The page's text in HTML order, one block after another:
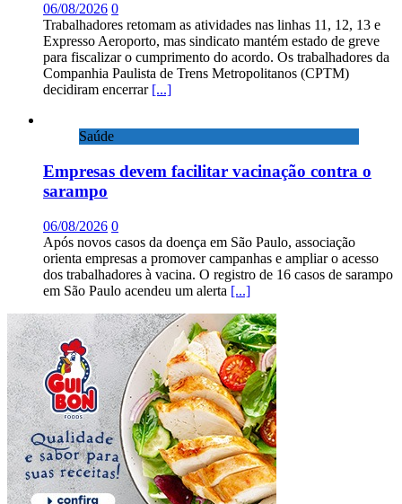
06/08/2026 0
Trabalhadores retomam as atividades nas linhas 11, 12, 13 e
Expresso Aeroporto, mas sindicato mantém estado de greve
para fiscalizar o cumprimento do acordo. Os trabalhadores da
Companhia Paulista de Trens Metropolitanos (CPTM)
decidiram encerrar [...]
Saúde
Empresas devem facilitar vacinação contra o
sarampo
06/08/2026 0
Após novos casos da doença em São Paulo, associação
orienta empresas a promover campanhas e ampliar o acesso
dos trabalhadores à vacina. O registro de 16 casos de sarampo
em São Paulo acendeu um alerta [...]